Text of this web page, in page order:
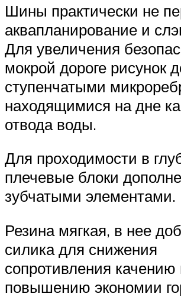
Шины практически не
аквапланирование и
Для увеличения
мокрой дороге рисунок
ступенчатыми
находящимися на дне
отвода воды.
Для проходимости в
плечевые блоки
зубчатыми элементами.
Резина мягкая, в нее
силика для снижения
сопротивления качению
повышению экономии